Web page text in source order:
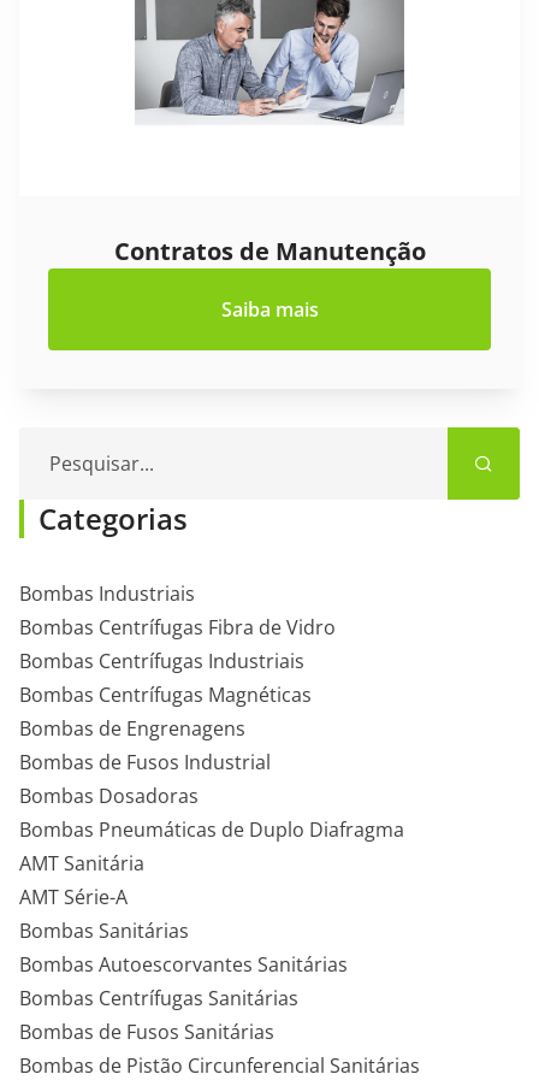
Contratos de Manutenção
Saiba mais
Categorias
Bombas Industriais
Bombas Centrífugas Fibra de Vidro
Bombas Centrífugas Industriais
Bombas Centrífugas Magnéticas
Bombas de Engrenagens
Bombas de Fusos Industrial
Bombas Dosadoras
Bombas Pneumáticas de Duplo Diafragma
AMT Sanitária
AMT Série-A
Bombas Sanitárias
Bombas Autoescorvantes Sanitárias
Bombas Centrífugas Sanitárias
Bombas de Fusos Sanitárias
Bombas de Pistão Circunferencial Sanitárias